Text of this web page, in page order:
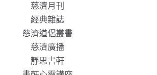
慈濟月刊
經典雜誌
慈濟道侶叢書
慈濟廣播
靜思書軒